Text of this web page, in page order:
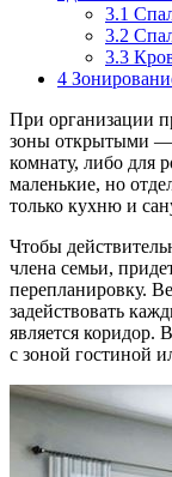
3.1
3.2
3.3
4
При организации
зоны открытыми —
комнату, либо для
маленькие, но
только кухню и
Чтобы
члена семьи,
перепланировку.
задействовать
является коридор.
с зоной гостиной